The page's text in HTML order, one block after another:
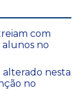
com
no
alterado nesta
no